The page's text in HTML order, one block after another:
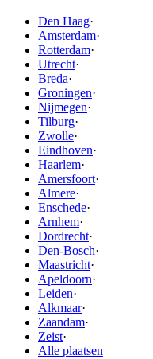
Den Haag·
Amsterdam·
Rotterdam·
Utrecht·
Breda·
Groningen·
Nijmegen·
Tilburg·
Zwolle·
Eindhoven·
Haarlem·
Amersfoort·
Almere·
Enschede·
Arnhem·
Dordrecht·
Den-Bosch·
Maastricht·
Apeldoorn·
Leiden·
Alkmaar·
Zaandam·
Zeist·
Alle plaatsen